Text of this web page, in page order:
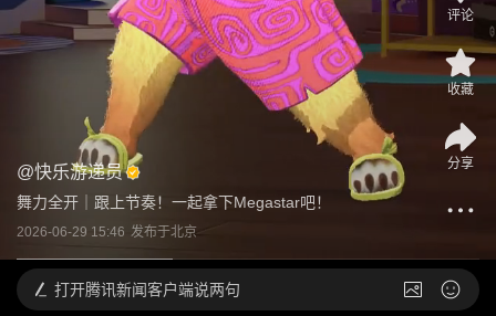
@快乐游递员
舞力全开｜跟上节奏！一起拿下Megastar吧！
2026-06-29 15:46 发布于北京
评论
收藏
分享
打开腾讯新闻客户端说两句